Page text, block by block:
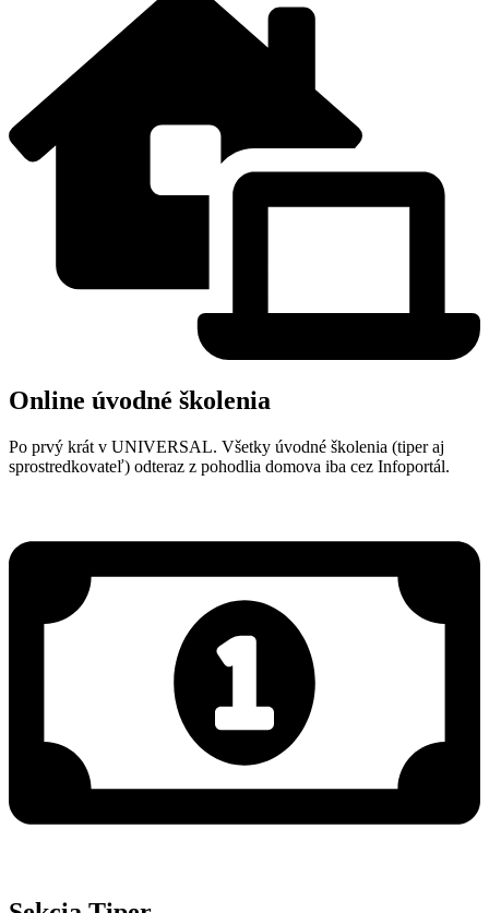
Online úvodné školenia
Po prvý krát v UNIVERSAL. Všetky úvodné školenia (tiper aj
sprostredkovateľ) odteraz z pohodlia domova iba cez Infoportál.